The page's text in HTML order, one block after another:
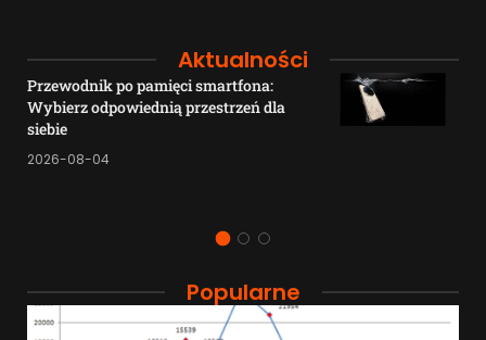
Aktualności
Przewodnik po pamięci smartfona:
Wybierz odpowiednią przestrzeń dla
siebie
2026-08-04
Popularne